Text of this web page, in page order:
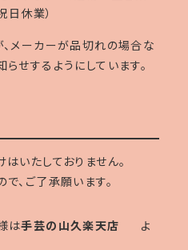
日休業）
メーカーが品切れの場合な
せするようにしています。
いたしておりません。
、ご了承願います。
は手芸の山久楽天店
よ